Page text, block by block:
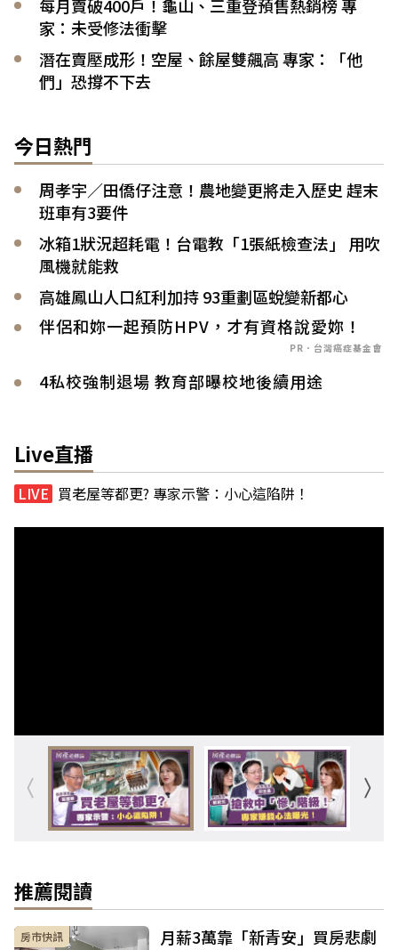
每月賣破400戶！龜山、三重登預售熱銷榜 專
家：未受修法衝擊
潛在賣壓成形！空屋、餘屋雙飆高 專家：「他
們」恐撐不下去
今日熱門
周孝宇／田僑仔注意！農地變更將走入歷史 趕末
班車有3要件
冰箱1狀況超耗電！台電教「1張紙檢查法」 用吹
風機就能救
高雄鳳山人口紅利加持 93重劃區蛻變新都心
伴侶和妳一起預防HPV，才有資格說愛妳！
PR．台灣癌症基金會
4私校強制退場 教育部曝校地後續用途
Live直播
買老屋等都更? 專家示警：小心這陷阱！
推薦閱讀
房市快訊
月薪3萬靠「新青安」買房悲劇